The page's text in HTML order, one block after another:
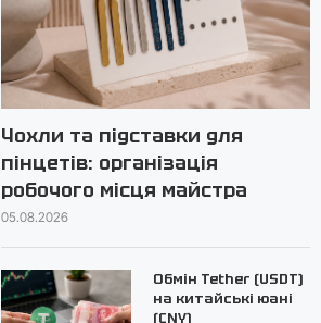
Чохли та підставки для
пінцетів: організація
робочого місця майстра
05.08.2026
Обмін Tether (USDT)
на китайські юані
(CNY)